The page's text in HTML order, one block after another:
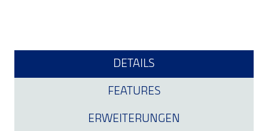
DETAILS
FEATURES
ERWEITERUNGEN